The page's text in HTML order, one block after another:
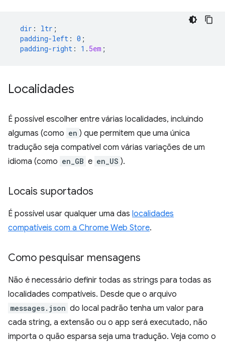
dir : ltr ;
padding-left : 0 ;
padding-right : 1 . 5em ;
Localidades
É possível escolher entre várias localidades, incluindo
algumas (como en ) que permitem que uma única
tradução seja compatível com várias variações de um
idioma (como en_GB e en_US ).
Locais suportados
É possível usar qualquer uma das localidades
compatíveis com a Chrome Web Store.
Como pesquisar mensagens
Não é necessário definir todas as strings para todas as
localidades compatíveis. Desde que o arquivo
messages.json do local padrão tenha um valor para
cada string, a extensão ou o app será executado, não
importa o quão esparsa seja uma tradução. Veja como o